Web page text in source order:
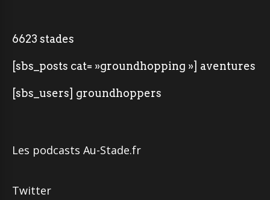
6623 stades
[sbs_posts cat= »groundhopping »] aventures
[sbs_users] groundhoppers
Les podcasts Au-Stade.fr
Twitter